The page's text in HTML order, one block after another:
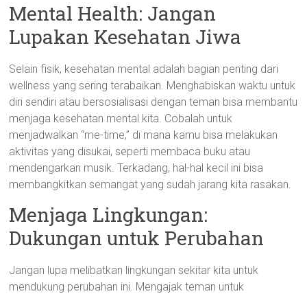
Mental Health: Jangan
Lupakan Kesehatan Jiwa
Selain fisik, kesehatan mental adalah bagian penting dari
wellness yang sering terabaikan. Menghabiskan waktu untuk
diri sendiri atau bersosialisasi dengan teman bisa membantu
menjaga kesehatan mental kita. Cobalah untuk
menjadwalkan “me-time,” di mana kamu bisa melakukan
aktivitas yang disukai, seperti membaca buku atau
mendengarkan musik. Terkadang, hal-hal kecil ini bisa
membangkitkan semangat yang sudah jarang kita rasakan.
Menjaga Lingkungan:
Dukungan untuk Perubahan
Jangan lupa melibatkan lingkungan sekitar kita untuk
mendukung perubahan ini. Mengajak teman untuk